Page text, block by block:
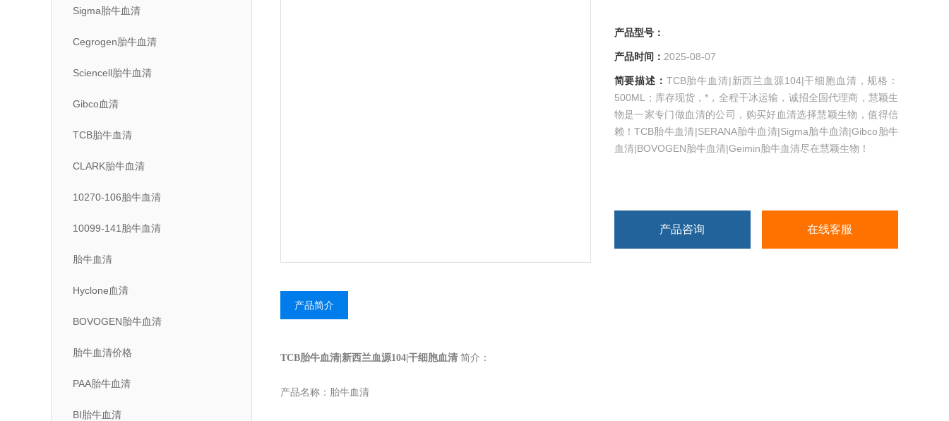
Sigma胎牛血清
Cegrogen胎牛血清
Sciencell胎牛血清
Gibco血清
TCB胎牛血清
CLARK胎牛血清
10270-106胎牛血清
10099-141胎牛血清
胎牛血清
Hyclone血清
BOVOGEN胎牛血清
胎牛血清价格
PAA胎牛血清
BI胎牛血清
产品型号：
产品时间： 2025-08-07
简要描述： TCB胎牛血清|新西兰血源104|干细胞血清，规格：
500ML；库存现货，*，全程干冰运输，诚招全国代理商，慧颖生
物是一家专门做血清的公司，购买好血清选择慧颖生物，值得信
赖！TCB胎牛血清|SERANA胎牛血清|Sigma胎牛血清|Gibco胎牛
血清|BOVOGEN胎牛血清|Geimin胎牛血清尽在慧颖生物！
产品咨询 在线客服
产品简介
TCB胎牛血清|新西兰血源104|干细胞血清 简介：
产品名称：胎牛血清